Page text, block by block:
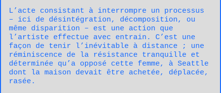
L’acte consistant à interrompre un processus
– ici de désintégration, décomposition, ou
même disparition – est une action que
l’artiste effectue avec entrain. C’est une
façon de tenir l’inévitable à distance ; une
réminiscence de la résistance tranquille et
déterminée qu’a opposé cette femme, à Seattle
dont la maison devait être achetée, déplacée,
rasée.